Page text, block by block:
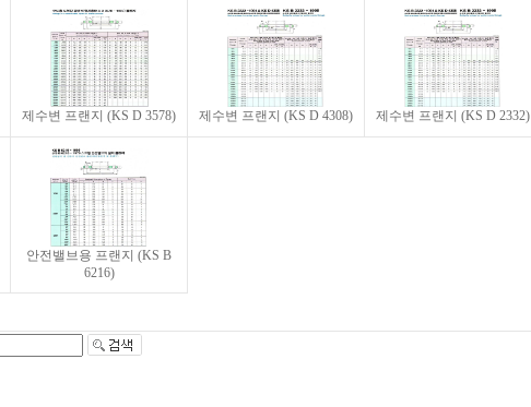
제수변 프랜지 (KS D 3578) 제수변 프랜지 (KS D 4308) 제수변 프랜지 (KS D 2332)
안전밸브용 프랜지 (KS B
6216)